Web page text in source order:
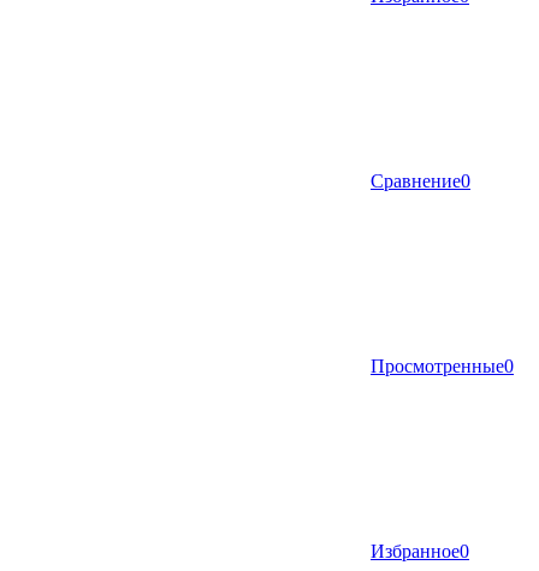
Сравнение0
Просмотренные0
Избранное0